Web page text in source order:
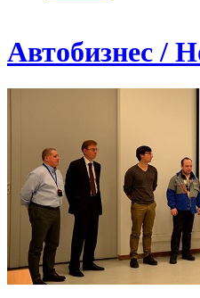
Автобизнес /